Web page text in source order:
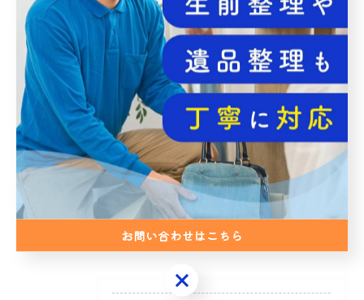
伐採とコストを愛知県名古屋市で失敗せ
ず抑えるための相場と注意点
2026/07/15
伐採と産業に注目した愛知県名古屋市の
安全な手続きと木材活用の新常識
2026/07/14
3
お問い合わせはこちら
お問い合わせはこちら